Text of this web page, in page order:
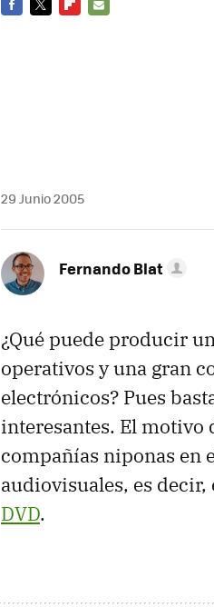
29 Junio 2005
Fernando Blat
¿Qué puede producir
operativos y una gran
electrónicos? Pues
interesantes. El motivo
compañías niponas en
audiovisuales, es
DVD.